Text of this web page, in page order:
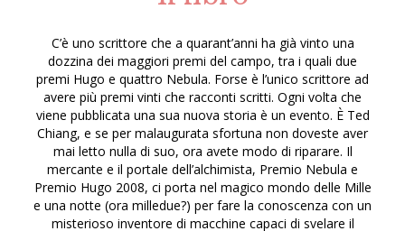
C’è uno scrittore che a quarant’anni ha già vinto una
dozzina dei maggiori premi del campo, tra i quali due
premi Hugo e quattro Nebula. Forse è l’unico scrittore ad
avere più premi vinti che racconti scritti. Ogni volta che
viene pubblicata una sua nuova storia è un evento. È Ted
Chiang, e se per malaugurata sfortuna non doveste aver
mai letto nulla di suo, ora avete modo di riparare. Il
mercante e il portale dell’alchimista, Premio Nebula e
Premio Hugo 2008, ci porta nel magico mondo delle Mille
e una notte (ora milledue?) per fare la conoscenza con un
misterioso inventore di macchine capaci di svelare il